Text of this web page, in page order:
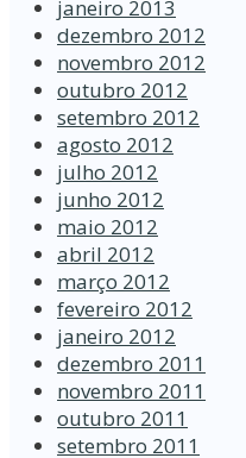
janeiro 2013
dezembro 2012
novembro 2012
outubro 2012
setembro 2012
agosto 2012
julho 2012
junho 2012
maio 2012
abril 2012
março 2012
fevereiro 2012
janeiro 2012
dezembro 2011
novembro 2011
outubro 2011
setembro 2011